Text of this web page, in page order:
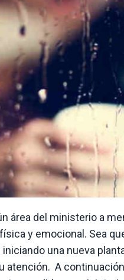
área del ministerio a
y emocional. Sea
una nueva
atención. A